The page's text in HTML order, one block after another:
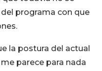
programa con que
la postura del actual
parece para nada